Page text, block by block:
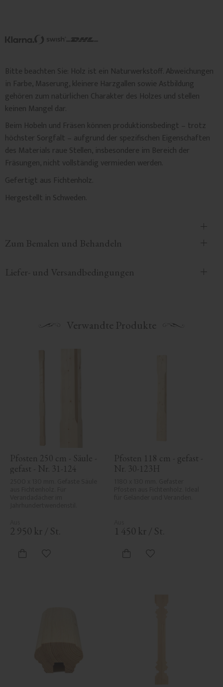
Bitte beachten Sie: Holz ist ein Naturwerkstoff. Abweichungen
in Farbe, Maserung, kleinere Harzgallen sowie Astbildung
gehören zum natürlichen Charakter des Holzes und stellen
keinen Mangel dar.
Beim Hobeln und Fräsen können produktionsbedingt – trotz
höchster Sorgfalt – aufgrund der spezifischen Eigenschaften
des Materials raue Stellen, insbesondere im Bereich der
Fräsungen, nicht vollständig vermieden werden.
Gefertigt aus Fichtenholz.
Hergestellt in Schweden.
Zum Bemalen und Behandeln
Liefer- und Versandbedingungen
Verwandte Produkte
Pfosten 250 cm - Säule -
gefast - Nr. 31-124
2 950 kr / St.
Zu Favoriten hinzufügen
Pfosten 118 cm - gefast -
Nr. 30-123H
1 450 kr / St.
Zu Favoriten